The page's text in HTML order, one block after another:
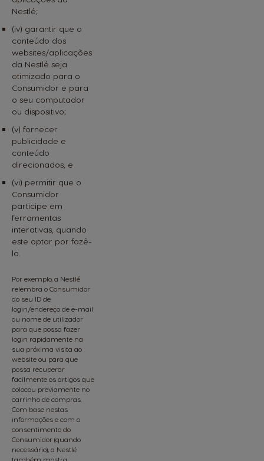
Nestlé;
(iv) garantir que o
conteúdo dos
websites/aplicações
da Nestlé seja
otimizado para o
Consumidor e para
o seu computador
ou dispositivo;
(v) fornecer
publicidade e
conteúdo
direcionados, e
(vi) permitir que o
Consumidor
participe em
ferramentas
interativas, quando
este optar por fazê-
lo.
Por exemplo, a Nestlé
relembra o Consumidor
do seu ID de
login/endereço de e-mail
ou nome de utilizador
para que possa fazer
login rapidamente na
sua próxima visita ao
website ou para que
possa recuperar
facilmente os artigos que
colocou previamente no
carrinho de compras.
Com base nestas
informações e com o
consentimento do
Consumidor (quando
necessário), a Nestlé
também mostra